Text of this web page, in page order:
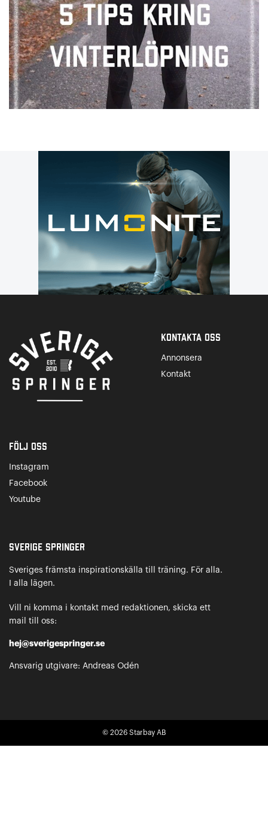
Kontakta Oss
Annonsera
Kontakt
Följ oss
Instagram
Facebook
Youtube
Sverige Springer
Sveriges främsta inspirationskälla till träning. För alla.
I alla lägen.
Vill ni komma i kontakt med redaktionen, skicka ett
mail till oss:
hej@sverigespringer.se
Ansvarig utgivare: Andreas Odén
© 2026 Starbay AB